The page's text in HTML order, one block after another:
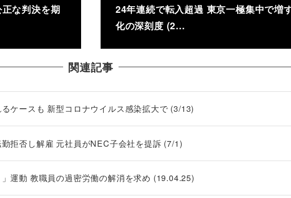
な判決を期
24年連続で転入超過 東京一極集中で増
化の深刻度 (2…
関連記事
ケースも 新型コロナウイルス感染拡大で (3/13)
拒否し解雇 元社員がNEC子会社を提訴 (7/1)
」運動 教職員の過密労働の解消を求め (19.04.25)